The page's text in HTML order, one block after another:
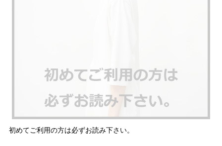
初めてご利用の方は必ずお読み下さい。